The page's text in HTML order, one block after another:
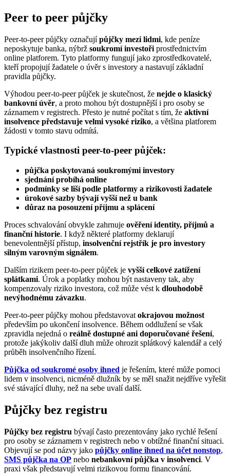
Peer to peer půjčky
Peer-to-peer půjčky označujípůjčky mezi lidmi, kde peníze
neposkytuje banka, nýbrž soukromí investoři prostřednictvím
online platforem. Tyto platformy fungují jako zprostředkovatelé,
kteří propojují žadatele o úvěr s investory a nastavují základní
pravidla půjčky.
Výhodou peer-to-peer půjček je skutečnost, že nejde o klasický
bankovní úvěr, a proto mohou být dostupnější i pro osoby se
záznamem v registrech. Přesto je nutné počítat s tím, že aktivní
insolvence představuje velmi vysoké riziko, a většina platforem
žádosti v tomto stavu odmítá.
Typické vlastnosti peer-to-peer půjček:
půjčka poskytovaná soukromými investory
sjednání probíhá online
podmínky se liší podle platformy a rizikovosti žadatele
úrokové sazby bývají vyšší než u bank
důraz na posouzení příjmu a splácení
Proces schvalování obvykle zahrnuje ověření identity, příjmů a
finanční historie. I když některé platformy deklarují
benevolentnější přístup, insolvenční rejstřík je pro investory
silným varovným signálem.
Dalším rizikem peer-to-peer půjček je vyšší celkové zatížení
splátkami. Úrok a poplatky mohou být nastaveny tak, aby
kompenzovaly riziko investora, což může vést k dlouhodobě
nevýhodnému závazku.
Peer-to-peer půjčky mohou představovat okrajovou možnost
především po ukončení insolvence. Během oddlužení se však
zpravidla nejedná o reálně dostupné ani doporučované řešení,
protože jakýkoliv další dluh může ohrozit splátkový kalendář a celý
průběh insolvenčního řízení.
Půjčka od soukromé osoby ihned je řešením, které může pomoci
lidem v insolvenci, nicméně dlužník by se měl snažit nejdříve vyřešit
své stávající dluhy, než na sebe uvalí další.
Půjčky bez registru
Půjčky bez registru bývají často prezentovány jako rychlé řešení
pro osoby se záznamem v registrech nebo v obtížné finanční situaci.
Objevují se pod názvy jako půjčky online ihned na účet nonstop,
SMS půjčka na OP nebo nebankovní půjčka v insolvenci. V
praxi však představují velmi rizikovou formu financování.